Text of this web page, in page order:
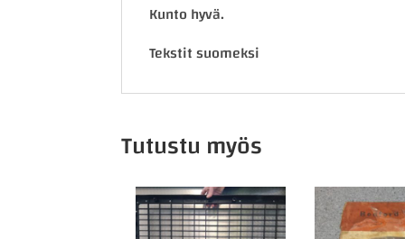
Kunto hyvä.
Tekstit suomeksi
Tutustu myös